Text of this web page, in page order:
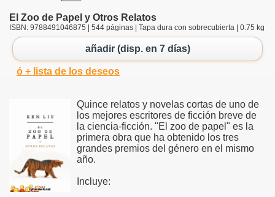
El Zoo de Papel y Otros Relatos
ISBN: 9788491046875 | 544 páginas | Tapa dura con sobrecubierta | 0.75 kg
añadir (disp. en 7 días)
ó + lista de los deseos
Quince relatos y novelas cortas de uno de
los mejores escritores de ficción breve de
la ciencia-ficción. "El zoo de papel" es la
primera obra que ha obtenido los tres
grandes premios del género en el mismo
año.
Incluye: